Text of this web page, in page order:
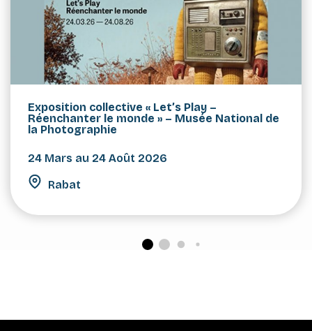
Exposition collective « Let’s Play –
Réenchanter le monde » – Musée National de
la Photographie
24 Mars au 24 Août 2026
Rabat